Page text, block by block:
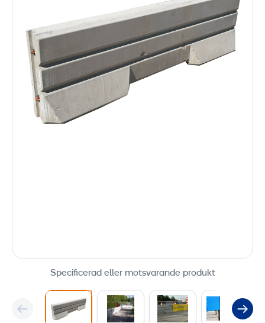
Specificerad eller motsvarande produkt